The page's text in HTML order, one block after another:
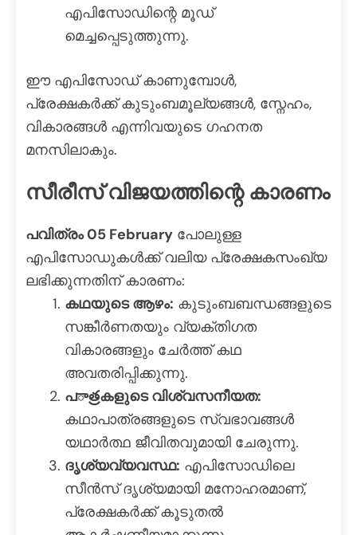
എപിസോഡിന്റെ മൂഡ്
മെച്ചപ്പെടുത്തുന്നു.
ഈ എപിസോഡ് കാണുമ്പോൾ,
പ്രേക്ഷകർക്ക് കുടുംബമൂല്യങ്ങൾ, സ്നേഹം,
വികാരങ്ങൾ എന്നിവയുടെ ഗഹനത
മനസിലാകും.
സീരീസ് വിജയത്തിന്റെ കാരണം
പവിത്രം 05 February പോലുള്ള
എപിസോഡുകൾക്ക് വലിയ പ്രേക്ഷകസംഖ്യ
ലഭിക്കുന്നതിന് കാരണം:
കഥയുടെ ആഴം: കുടുംബബന്ധങ്ങളുടെ
സങ്കീർണതയും വ്യക്തിഗത
വികാരങ്ങളും ചേർത്ത് കഥ
അവതരിപ്പിക്കുന്നു.
പాత్రകളുടെ വിശ്വസനീയത:
കഥാപാത്രങ്ങളുടെ സ്വഭാവങ്ങൾ
യഥാർത്ഥ ജീവിതവുമായി ചേരുന്നു.
ദൃശ്യവ്യവസ്ഥ: എപിസോഡിലെ
സീൻസ് ദൃശ്യമായി മനോഹരമാണ്,
പ്രേക്ഷകർക്ക് കൂടുതൽ